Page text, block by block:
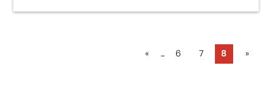
« ... 6 7 8 »